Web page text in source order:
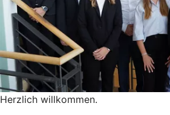
Herzlich willkommen.